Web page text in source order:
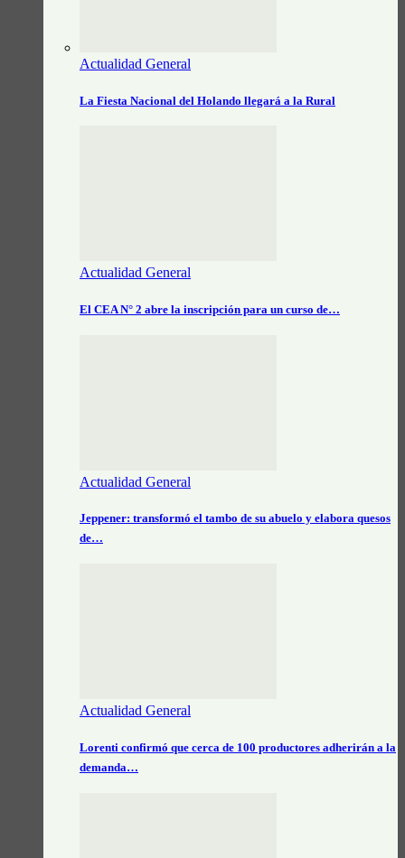
Actualidad General
La Fiesta Nacional del Holando llegará a la Rural
Actualidad General
El CEA N° 2 abre la inscripción para un curso de…
Actualidad General
Jeppener: transformó el tambo de su abuelo y elabora quesos
de…
Actualidad General
Lorenti confirmó que cerca de 100 productores adherirán a la
demanda…